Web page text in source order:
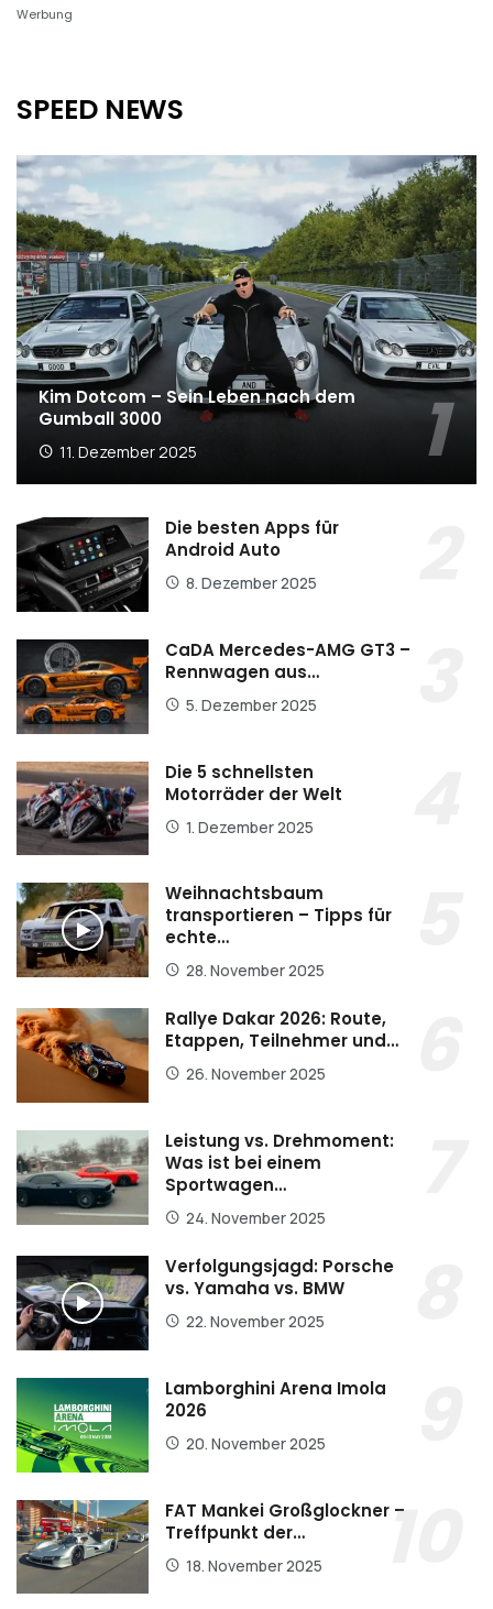
Werbung
SPEED NEWS
Kim Dotcom – Sein Leben nach dem
Gumball 3000
11. Dezember 2025
Die besten Apps für
Android Auto
8. Dezember 2025
CaDA Mercedes-AMG GT3 –
Rennwagen aus…
5. Dezember 2025
Die 5 schnellsten
Motorräder der Welt
1. Dezember 2025
Weihnachtsbaum
transportieren – Tipps für
echte…
28. November 2025
Rallye Dakar 2026: Route,
Etappen, Teilnehmer und…
26. November 2025
Leistung vs. Drehmoment:
Was ist bei einem
Sportwagen…
24. November 2025
Verfolgungsjagd: Porsche
vs. Yamaha vs. BMW
22. November 2025
Lamborghini Arena Imola
2026
20. November 2025
FAT Mankei Großglockner –
Treffpunkt der…
18. November 2025